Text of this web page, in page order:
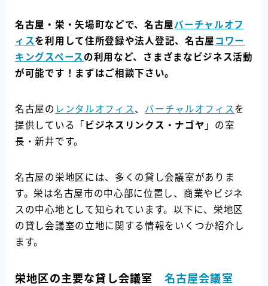
名古屋・栄・矢場町などで、名古屋バーチャルオフ
ィスを利用して住所登録や法人登記、名古屋 コワー
キングスペース の利用など、さまざまなビジネス活動
が可能です！まずはご相談下さい。
名古屋の レンタルオフィス 、 バーチャルオフィス を
提供している「 ビジネスリンクス・ナゴヤ 」の室
長・新井です。
名古屋の栄地区には、多くの貸し会議室がありま
す。栄は名古屋市の中心部に位置し、商業やビジネ
スの中心地として知られています。以下に、栄地区
の貸し会議室の立地に関する情報をいくつか紹介し
ます。
栄地区の主要な貸し会議室 名古屋会議室